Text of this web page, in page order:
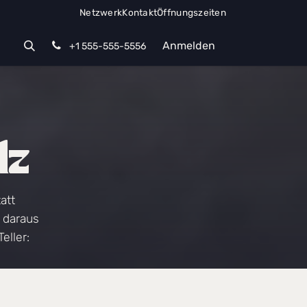
NetzwerkKontaktÖffnungszeiten
+1 555-555-5556 Anmelden